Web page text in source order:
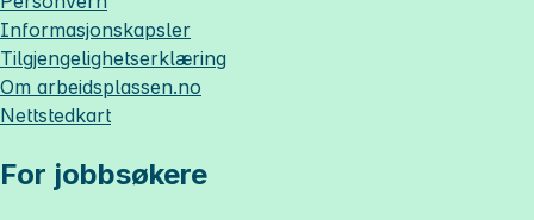
Informasjonskapsler
Tilgjengelighetserklæring
Om arbeidsplassen.no
Nettstedkart
For jobbsøkere